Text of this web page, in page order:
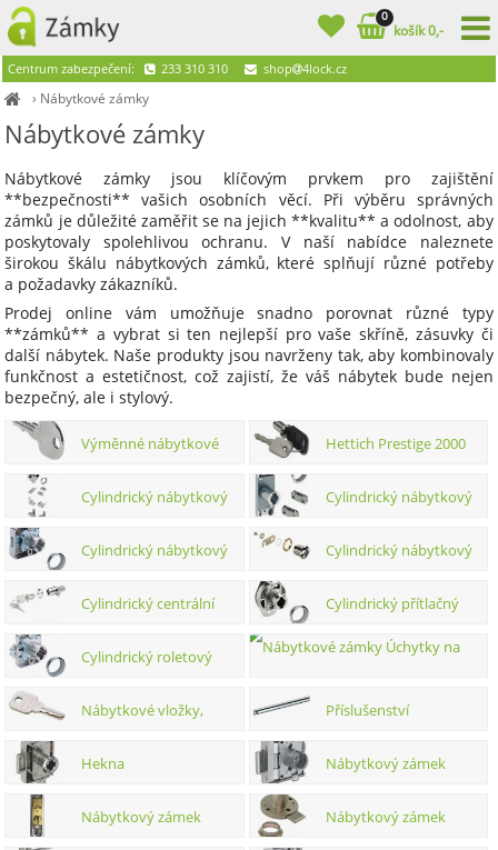
› Nábytkové zámky
Nábytkové zámky
Nábytkové zámky jsou klíčovým prvkem pro zajištění
**bezpečnosti** vašich osobních věcí. Při výběru správných
zámků je důležité zaměřit se na jejich **kvalitu** a odolnost, aby
poskytovaly spolehlivou ochranu. V naší nabídce naleznete
širokou škálu nábytkových zámků, které splňují různé potřeby
a požadavky zákazníků.
Prodej online vám umožňuje snadno porovnat různé typy
**zámků** a vybrat si ten nejlepší pro vaše skříně, zásuvky či
další nábytek. Naše produkty jsou navrženy tak, aby kombinovaly
funkčnost a estetičnost, což zajistí, že váš nábytek bude nejen
bezpečný, ale i stylový.
Výměnné nábytkové
cylindr. systémy. Stavítkové nábytk.
zámky
Hettich Prestige 2000
Cylindrický nábytkový
zámek trojcestný
Cylindrický nábytkový
zámek rozvorový
Cylindrický nábytkový
zámek skříňový
Cylindrický nábytkový
pákový
Cylindrický centrální
zamykání
Cylindrický přítlačný
zámek
Cylindrický roletový
Úchytky na nábytkové cylindr.
zámky
Nábytkové vložky,
cylindrické klíče
Příslušenství
Hekna Nábytkový zámek
trojcestný
Nábytkový zámek Nábytkový zámek
0
košík 0,-
Centrum zabezpečení: 233 310 310 shop 4lock.cz